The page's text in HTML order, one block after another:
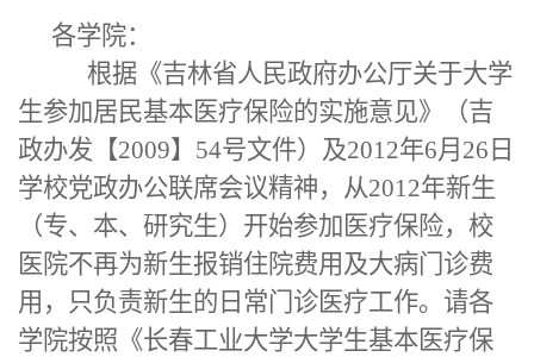
各学院：
根据《吉林省人民政府办公厅关于大学
生参加居民基本医疗保险的实施意见》（吉
政办发【2009】 54号文件）及2012年6月 26 日
学校党政办公联席会议精神，从2012年新生
（专、本、研究生）开始参加医疗保险，校
医院不再为新生报销住院费用及大病门诊费
用，只负责新生的日常门诊医疗工作。请各
学院按照《长春工业大学大学生基本医疗保